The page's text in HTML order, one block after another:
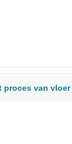
proces van